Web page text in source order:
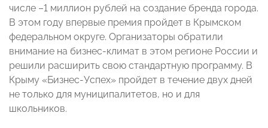
числе –1 миллион рублей на создание бренда города.
В этом году впервые премия пройдет в Крымском
федеральном округе. Организаторы обратили
внимание на бизнес-климат в этом регионе России и
решили расширить свою стандартную программу. В
Крыму «Бизнес-Успех» пройдет в течение двух дней
не только для муниципалитетов, но и для
школьников.